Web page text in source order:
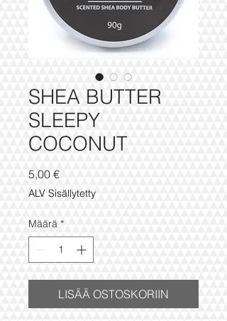
SHEA BUTTER
SLEEPY
COCONUT
5,00 €Hinta
ALV Sisällytetty
Määrä *
LISÄÄ OSTOSKORIIN